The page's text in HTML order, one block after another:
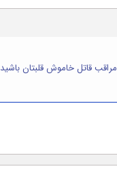
مراقب قاتل خاموش قلبتان باشید